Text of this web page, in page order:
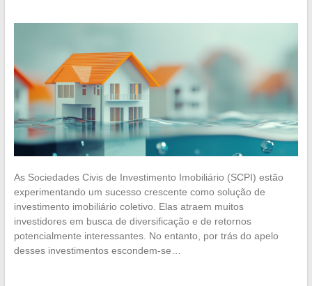
As Sociedades Civis de Investimento Imobiliário (SCPI) estão
experimentando um sucesso crescente como solução de
investimento imobiliário coletivo. Elas atraem muitos
investidores em busca de diversificação e de retornos
potencialmente interessantes. No entanto, por trás do apelo
desses investimentos escondem-se…